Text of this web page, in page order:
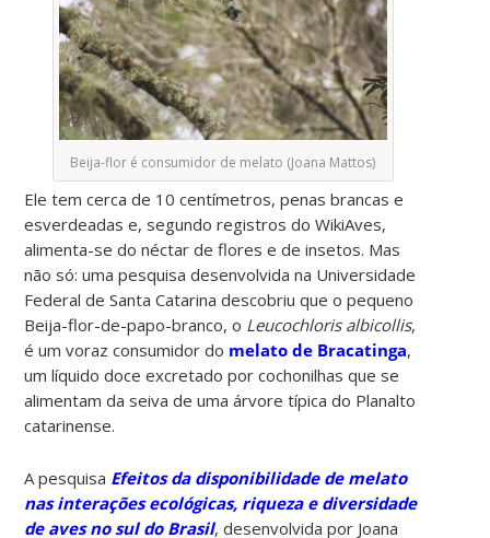
Beija-flor é consumidor de melato (Joana Mattos)
Ele tem cerca de 10 centímetros, penas brancas e
esverdeadas e, segundo registros do WikiAves,
alimenta-se do néctar de flores e de insetos. Mas
não só: uma pesquisa desenvolvida na Universidade
Federal de Santa Catarina descobriu que o pequeno
Beija-flor-de-papo-branco, o Leucochloris albicollis,
é um voraz consumidor do melato de Bracatinga,
um líquido doce excretado por cochonilhas que se
alimentam da seiva de uma árvore típica do Planalto
catarinense.
A pesquisa Efeitos da disponibilidade de melato
nas interações ecológicas, riqueza e diversidade
de aves no sul do Brasil, desenvolvida por Joana